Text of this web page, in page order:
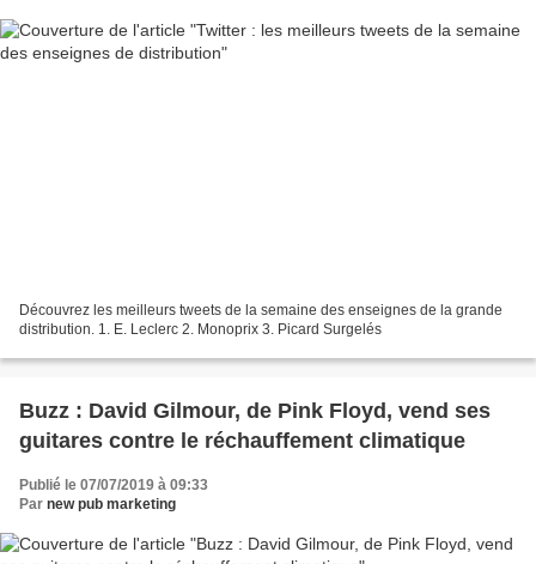
Découvrez les meilleurs tweets de la semaine des enseignes de la grande
distribution. 1. E. Leclerc 2. Monoprix 3. Picard Surgelés
Buzz : David Gilmour, de Pink Floyd, vend ses
guitares contre le réchauffement climatique
Publié le 07/07/2019 à 09:33
Par new pub marketing